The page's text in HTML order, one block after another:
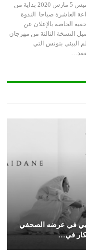
الخميس 5 مارس 2020 بداية من
العاشرة صباحا الندوة
الخاصة بالإعلان عن
النسخة الثالثة من مهرجان
البيئي بتونس التي
في عرضه الصحفي
في…